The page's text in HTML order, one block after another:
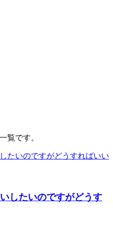
覧です。
したいのですがどうす